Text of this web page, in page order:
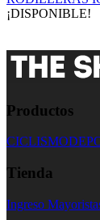
¡DISPONIBLE!
Productos
CICLISMO
Tienda
Ingreso